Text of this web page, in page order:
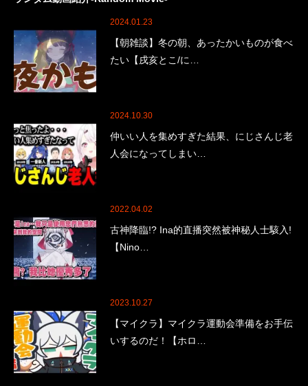
2024.01.23
【朝雑談】冬の朝、あったかいものが食べ
たい【戌亥とこ/に…
2024.10.30
仲いい人を集めすぎた結果、にじさんじ老
人会になってしまい…
2022.04.02
古神降臨!? Ina的直播突然被神秘人士駭入!
【Nino…
2023.10.27
【マイクラ】マイクラ運動会準備をお手伝
いするのだ！【ホロ…